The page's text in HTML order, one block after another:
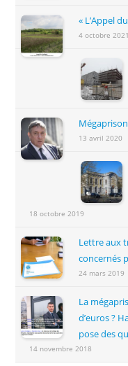
« L’Appel
4 octobre 2021
13 avril 2020
18 octobre 2019
Lettre aux
concernés
24 mars 2019
La
d’euros ?
pose des
14 novembre 2018